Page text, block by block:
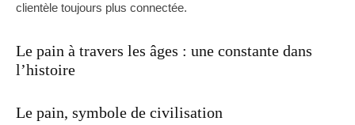
clientèle toujours plus connectée.
Le pain à travers les âges : une constante dans
l’histoire
Le pain, symbole de civilisation